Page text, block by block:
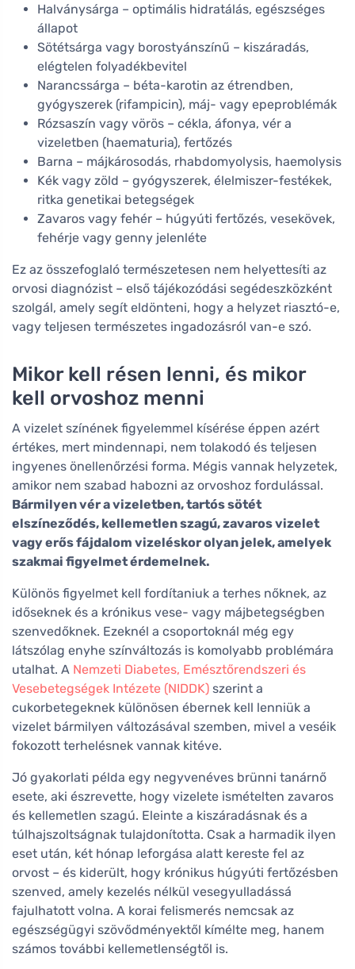
Halványsárga – optimális hidratálás, egészséges
állapot
Sötétsárga vagy borostyánszínű – kiszáradás,
elégtelen folyadékbevitel
Narancssárga – béta-karotin az étrendben,
gyógyszerek (rifampicin), máj- vagy epeproblémák
Rózsaszín vagy vörös – cékla, áfonya, vér a
vizeletben (haematuria), fertőzés
Barna – májkárosodás, rhabdomyolysis, haemolysis
Kék vagy zöld – gyógyszerek, élelmiszer-festékek,
ritka genetikai betegségek
Zavaros vagy fehér – húgyúti fertőzés, vesekövek,
fehérje vagy genny jelenléte
Ez az összefoglaló természetesen nem helyettesíti az
orvosi diagnózist – első tájékozódási segédeszközként
szolgál, amely segít eldönteni, hogy a helyzet riasztó-e,
vagy teljesen természetes ingadozásról van-e szó.
Mikor kell résen lenni, és mikor
kell orvoshoz menni
A vizelet színének figyelemmel kísérése éppen azért
értékes, mert mindennapi, nem tolakodó és teljesen
ingyenes önellenőrzési forma. Mégis vannak helyzetek,
amikor nem szabad habozni az orvoshoz fordulással.
Bármilyen vér a vizeletben, tartós sötét
elszíneződés, kellemetlen szagú, zavaros vizelet
vagy erős fájdalom vizeléskor olyan jelek, amelyek
szakmai figyelmet érdemelnek.
Különös figyelmet kell fordítaniuk a terhes nőknek, az
időseknek és a krónikus vese- vagy májbetegségben
szenvedőknek. Ezeknél a csoportoknál még egy
látszólag enyhe színváltozás is komolyabb problémára
utalhat. A Nemzeti Diabetes, Emésztőrendszeri és
Vesebetegségek Intézete (NIDDK) szerint a
cukorbetegeknek különösen ébernek kell lenniük a
vizelet bármilyen változásával szemben, mivel a veséik
fokozott terhelésnek vannak kitéve.
Jó gyakorlati példa egy negyvenéves brünni tanárnő
esete, aki észrevette, hogy vizelete ismételten zavaros
és kellemetlen szagú. Eleinte a kiszáradásnak és a
túlhajszoltságnak tulajdonította. Csak a harmadik ilyen
eset után, két hónap leforgása alatt kereste fel az
orvost – és kiderült, hogy krónikus húgyúti fertőzésben
szenved, amely kezelés nélkül vesegyulladássá
fajulhatott volna. A korai felismerés nemcsak az
egészségügyi szövődményektől kímélte meg, hanem
számos további kellemetlenségtől is.